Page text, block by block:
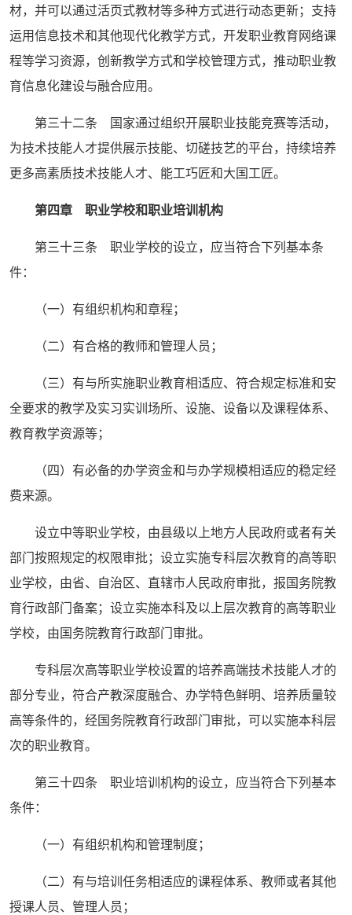
材，并可以通过活页式教材等多种方式进行动态更新；支持
运用信息技术和其他现代化教学方式，开发职业教育网络课
程等学习资源，创新教学方式和学校管理方式，推动职业教
育信息化建设与融合应用。
第三十二条 国家通过组织开展职业技能竞赛等活动，
为技术技能人才提供展示技能、切磋技艺的平台，持续培养
更多高素质技术技能人才、能工巧匠和大国工匠。
第四章 职业学校和职业培训机构
第三十三条 职业学校的设立，应当符合下列基本条
件：
（一）有组织机构和章程；
（二）有合格的教师和管理人员；
（三）有与所实施职业教育相适应、符合规定标准和安
全要求的教学及实习实训场所、设施、设备以及课程体系、
教育教学资源等；
（四）有必备的办学资金和与办学规模相适应的稳定经
费来源。
设立中等职业学校，由县级以上地方人民政府或者有关
部门按照规定的权限审批；设立实施专科层次教育的高等职
业学校，由省、自治区、直辖市人民政府审批，报国务院教
育行政部门备案；设立实施本科及以上层次教育的高等职业
学校，由国务院教育行政部门审批。
专科层次高等职业学校设置的培养高端技术技能人才的
部分专业，符合产教深度融合、办学特色鲜明、培养质量较
高等条件的，经国务院教育行政部门审批，可以实施本科层
次的职业教育。
第三十四条 职业培训机构的设立，应当符合下列基本
条件：
（一）有组织机构和管理制度；
（二）有与培训任务相适应的课程体系、教师或者其他
授课人员、管理人员；